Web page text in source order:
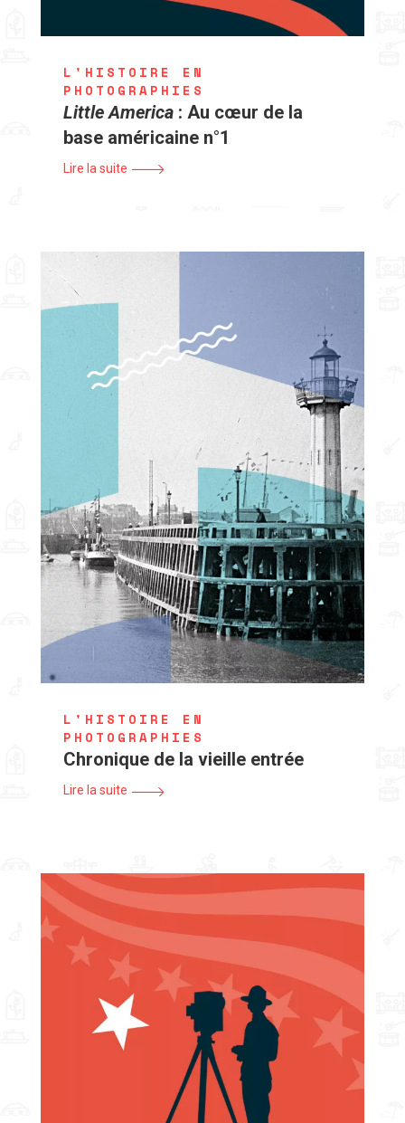
L'HISTOIRE EN
PHOTOGRAPHIES
Little America : Au cœur de la
base américaine n°1
Lire la suite
L'HISTOIRE EN
PHOTOGRAPHIES
Chronique de la vieille entrée
Lire la suite